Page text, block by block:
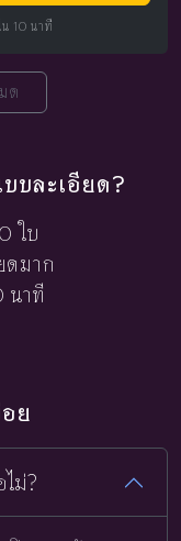
10 นาที
ด
บละเอียด?
ใบ
ดมาก
นาที
ย
ม่?